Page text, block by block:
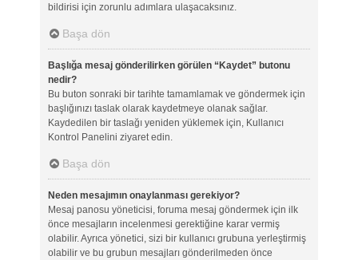
bildirisi için zorunlu adımlara ulaşacaksınız.
Başa dön
Başlığa mesaj gönderilirken görülen “Kaydet” butonu
nedir?
Bu buton sonraki bir tarihte tamamlamak ve göndermek için
başlığınızı taslak olarak kaydetmeye olanak sağlar.
Kaydedilen bir taslağı yeniden yüklemek için, Kullanıcı
Kontrol Panelini ziyaret edin.
Başa dön
Neden mesajımın onaylanması gerekiyor?
Mesaj panosu yöneticisi, foruma mesaj göndermek için ilk
önce mesajların incelenmesi gerektiğine karar vermiş
olabilir. Ayrıca yönetici, sizi bir kullanıcı grubuna yerleştirmiş
olabilir ve bu grubun mesajları gönderilmeden önce